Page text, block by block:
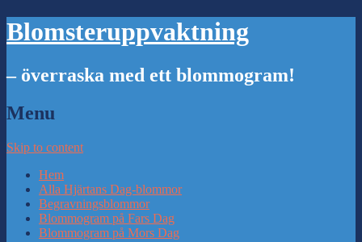
Blomsteruppvaktning
– överraska med ett blommogram!
Menu
Skip to content
Hem
Alla Hjärtans Dag-blommor
Begravningsblommor
Blommogram på Fars Dag
Blommogram på Mors Dag